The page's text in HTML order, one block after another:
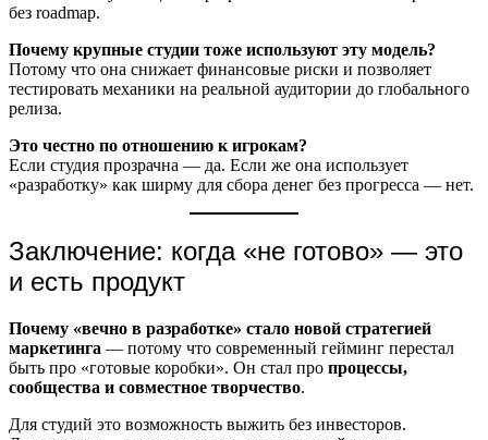
без roadmap.
Почему крупные студии тоже используют эту модель?
Потому что она снижает финансовые риски и позволяет
тестировать механики на реальной аудитории до глобального
релиза.
Это честно по отношению к игрокам?
Если студия прозрачна — да. Если же она использует
«разработку» как ширму для сбора денег без прогресса — нет.
Заключение: когда «не готово» — это
и есть продукт
Почему «вечно в разработке» стало новой стратегией
маркетинга — потому что современный гейминг перестал
быть про «готовые коробки». Он стал про процессы,
сообщества и совместное творчество.
Для студий это возможность выжить без инвесторов.